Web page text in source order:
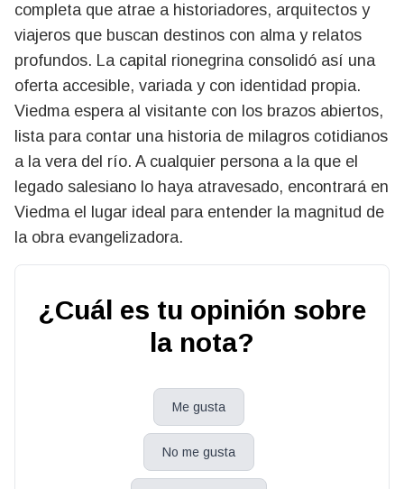
completa que atrae a historiadores, arquitectos y
viajeros que buscan destinos con alma y relatos
profundos. La capital rionegrina consolidó así una
oferta accesible, variada y con identidad propia.
Viedma espera al visitante con los brazos abiertos,
lista para contar una historia de milagros cotidianos
a la vera del río. A cualquier persona a la que el
legado salesiano lo haya atravesado, encontrará en
Viedma el lugar ideal para entender la magnitud de
la obra evangelizadora.
¿Cuál es tu opinión sobre
la nota?
Me gusta
No me gusta